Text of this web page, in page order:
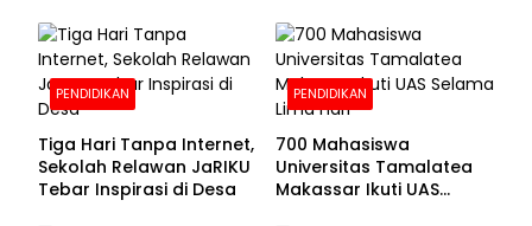
Pendaftaran Segera
Dibuka
PENDIDIKAN
Tiga Hari Tanpa Internet,
Sekolah Relawan JaRIKU
Tebar Inspirasi di Desa
PENDIDIKAN
700 Mahasiswa
Universitas Tamalatea
Makassar Ikuti UAS